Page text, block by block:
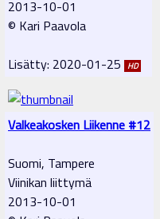
2013-10-01
© Kari Paavola
Lisätty: 2020-01-25 HD
Valkeakosken Liikenne #12
Suomi, Tampere
Viinikan liittymä
2013-10-01